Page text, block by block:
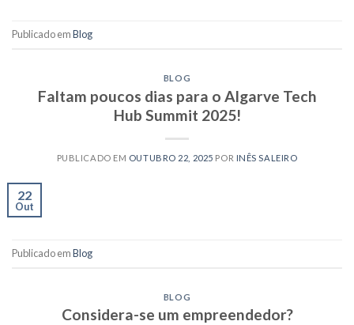
Publicado emBlog
BLOG
Faltam poucos dias para o Algarve Tech
Hub Summit 2025!
PUBLICADO EM OUTUBRO 22, 2025 POR INÊS SALEIRO
22
Out
Publicado emBlog
BLOG
Considera-se um empreendedor?